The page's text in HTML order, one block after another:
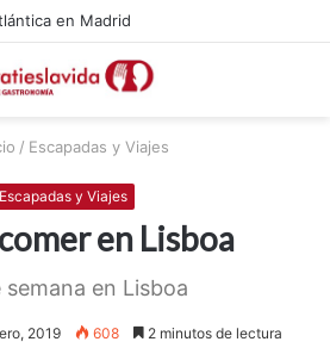
en Madrid
/ Escapadas y Viajes
Escapadas y Viajes
en Lisboa
semana en Lisboa
2019 608 2 minutos de lectura